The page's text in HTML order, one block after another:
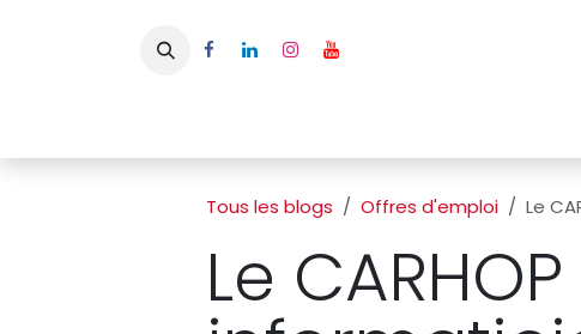
Tous les blogs Offres d'emploi Le
Le